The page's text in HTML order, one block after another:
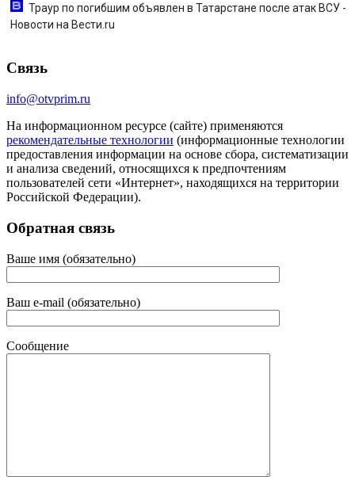
Траур по погибшим объявлен в Татарстане после атак ВСУ -
Новости на Вести.ru
Связь
info@otvprim.ru
На информационном ресурсе (сайте) применяются
рекомендательные технологии (информационные технологии
предоставления информации на основе сбора, систематизации
и анализа сведений, относящихся к предпочтениям
пользователей сети «Интернет», находящихся на территории
Российской Федерации).
Обратная связь
Ваше имя (обязательно)
Ваш e-mail (обязательно)
Сообщение